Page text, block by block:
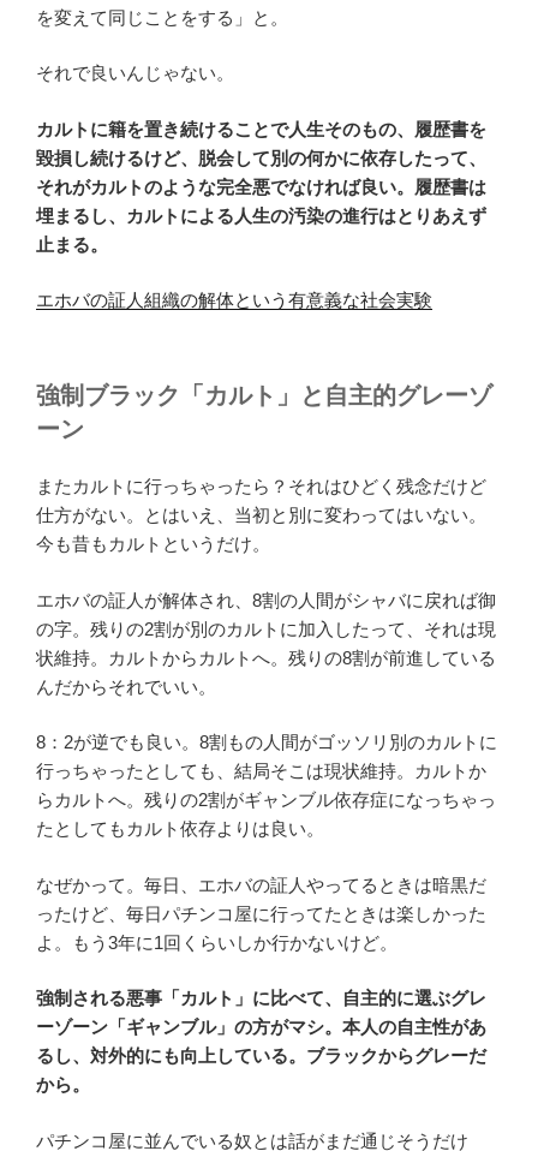
を変えて同じことをする」と。
それで良いんじゃない。
カルトに籍を置き続けることで人生そのもの、履歴書を
毀損し続けるけど、脱会して別の何かに依存したって、
それがカルトのような完全悪でなければ良い。履歴書は
埋まるし、カルトによる人生の汚染の進行はとりあえず
止まる。
エホバの証人組織の解体という有意義な社会実験
強制ブラック「カルト」と自主的グレーゾ
ーン
またカルトに行っちゃったら？それはひどく残念だけど
仕方がない。とはいえ、当初と別に変わってはいない。
今も昔もカルトというだけ。
エホバの証人が解体され、8割の人間がシャバに戻れば御
の字。残りの2割が別のカルトに加入したって、それは現
状維持。カルトからカルトへ。残りの8割が前進している
んだからそれでいい。
8：2が逆でも良い。8割もの人間がゴッソリ別のカルトに
行っちゃったとしても、結局そこは現状維持。カルトか
らカルトへ。残りの2割がギャンブル依存症になっちゃっ
たとしてもカルト依存よりは良い。
なぜかって。毎日、エホバの証人やってるときは暗黒だ
ったけど、毎日パチンコ屋に行ってたときは楽しかった
よ。もう3年に1回くらいしか行かないけど。
強制される悪事「カルト」に比べて、自主的に選ぶグレ
ーゾーン「ギャンブル」の方がマシ。本人の自主性があ
るし、対外的にも向上している。ブラックからグレーだ
から。
パチンコ屋に並んでいる奴とは話がまだ通じそうだけ